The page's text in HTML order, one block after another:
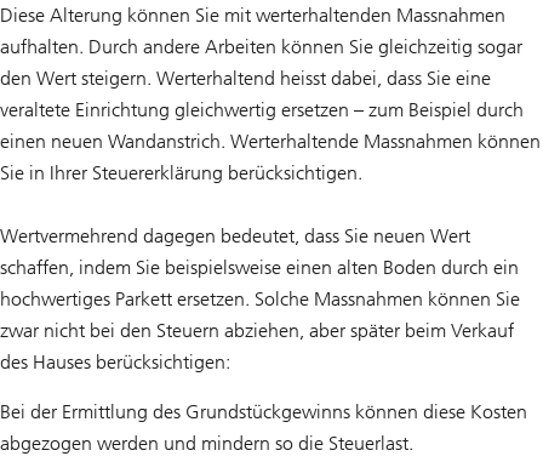
Diese Alterung können Sie mit werterhaltenden Massnahmen
aufhalten. Durch andere Arbeiten können Sie gleichzeitig sogar
den Wert steigern. Werterhaltend heisst dabei, dass Sie eine
veraltete Einrichtung gleichwertig ersetzen – zum Beispiel durch
einen neuen Wandanstrich. Werterhaltende Massnahmen können
Sie in Ihrer Steuererklärung berücksichtigen.
Wertvermehrend dagegen bedeutet, dass Sie neuen Wert
schaffen, indem Sie beispielsweise einen alten Boden durch ein
hochwertiges Parkett ersetzen. Solche Massnahmen können Sie
zwar nicht bei den Steuern abziehen, aber später beim Verkauf
des Hauses berücksichtigen:
Bei der Ermittlung des Grundstückgewinns können diese Kosten
abgezogen werden und mindern so die Steuerlast.